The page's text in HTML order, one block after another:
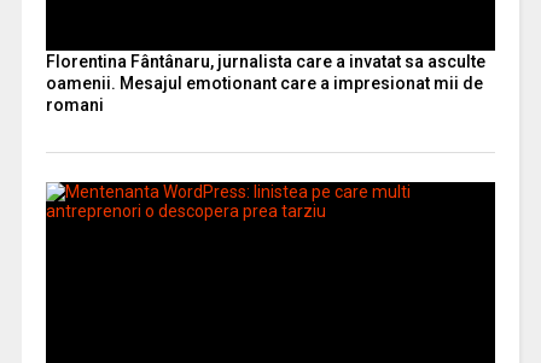
Florentina Fântânaru, jurnalista care a invatat sa asculte
oamenii. Mesajul emotionant care a impresionat mii de
romani